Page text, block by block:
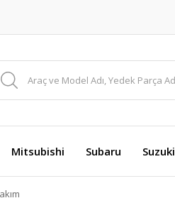
Mitsubishi Subaru Suzuki